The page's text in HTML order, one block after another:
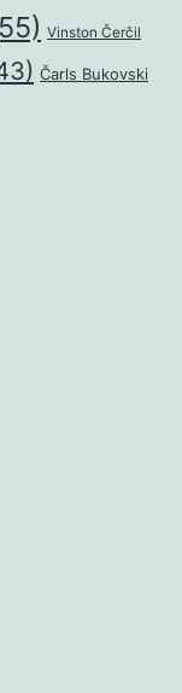
Vinston Čerčil
Čarls Bukovski